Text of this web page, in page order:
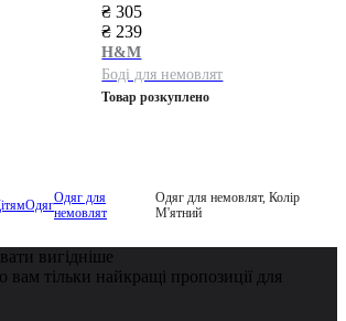
₴ 305
₴ 239
H&M
Боді для немовлят
Товар розкуплено
ОдягОдяг для
немовлят
Одяг для немовлят, Колір
М'ятний
вигідніше
тільки найкращі пропозиції для